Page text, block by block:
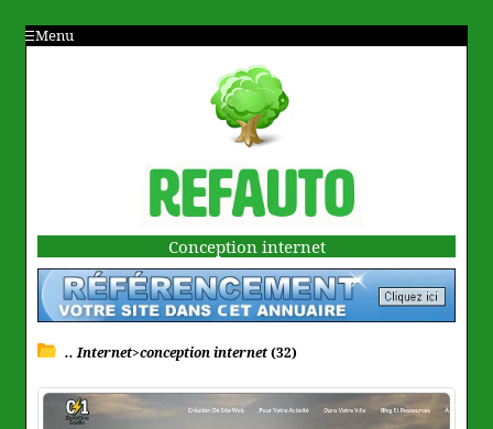
Menu
Conception internet
.. Internet>conception internet(32)